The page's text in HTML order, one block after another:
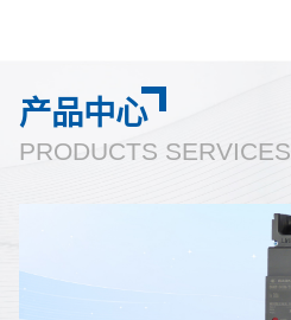
产品中心
PRODUCTS SERVICES